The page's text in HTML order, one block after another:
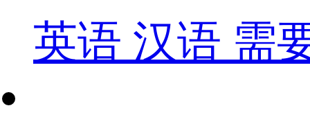
英语 汉语 需